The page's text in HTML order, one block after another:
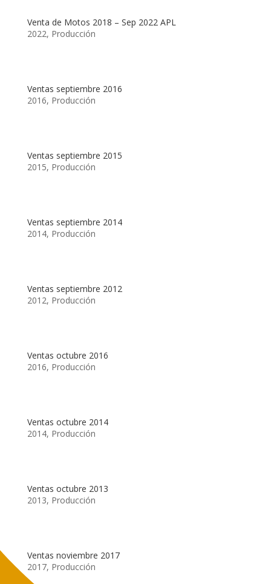
Venta de Motos 2018 – Sep 2022 APL
2022, Producción
Ventas septiembre 2016
2016, Producción
Ventas septiembre 2015
2015, Producción
Ventas septiembre 2014
2014, Producción
Ventas septiembre 2012
2012, Producción
Ventas octubre 2016
2016, Producción
Ventas octubre 2014
2014, Producción
Ventas octubre 2013
2013, Producción
Ventas noviembre 2017
2017, Producción